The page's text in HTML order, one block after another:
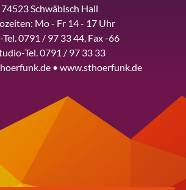
74523 Schwäbisch Hall
Mo - Fr 14 - 17 Uhr
0791 / 97 33 44, Fax -66
Tel. 0791 / 97 33 33
• www.sthoerfunk.de